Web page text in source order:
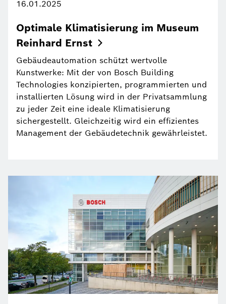
16.01.2025
Optimale Klimatisierung im Museum
Reinhard Ernst
Gebäudeautomation schützt wertvolle
Kunstwerke: Mit der von Bosch Building
Technologies konzipierten, programmierten und
installierten Lösung wird in der Privatsammlung
zu jeder Zeit eine ideale Klimatisierung
sichergestellt. Gleichzeitig wird ein effizientes
Management der Gebäudetechnik gewährleistet.